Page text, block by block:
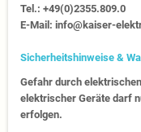
Tel.: +49(0)2355.809.0
E-Mail: info@kaiser-
Sicherheitshinweise &
Gefahr durch
elektrischer Geräte darf
erfolgen.